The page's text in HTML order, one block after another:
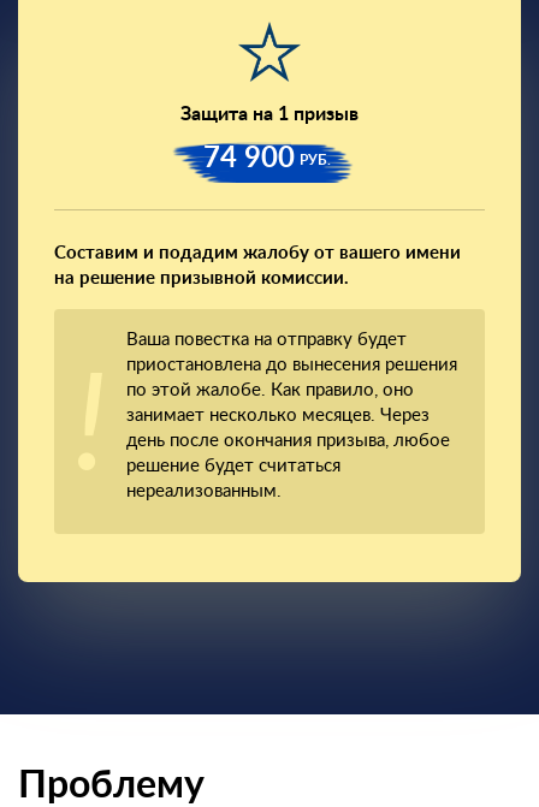
Защита на 1 призыв
74 900 РУБ.
Составим и подадим жалобу от вашего имени
на решение призывной комиссии.
Ваша повестка на отправку будет
приостановлена до вынесения решения
по этой жалобе. Как правило, оно
занимает несколько месяцев. Через
день после окончания призыва, любое
решение будет считаться
нереализованным.
Проблему